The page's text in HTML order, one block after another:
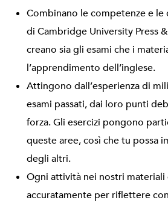
Combinano le competenze e le
di Cambridge University Press
creano sia gli esami che i
l’apprendimento dell’inglese.
Attingono dall’esperienza di
esami passati, dai loro punti
forza. Gli esercizi pongono
queste aree, così che tu possa
degli altri.
Ogni attività nei nostri
accuratamente per riflettere